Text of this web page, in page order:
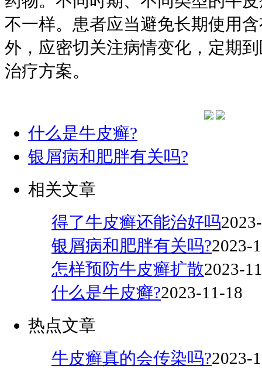
不一样。患者应当避免长期使用
外，应密切关注病情变化，定期
治疗方案。
什么是牛皮癣?
银屑病和肥胖有关吗?
相关文章
得了牛皮癣还能治好吗
银屑病和肥胖有关吗?2023-
怎样预防牛皮癣扩散2023-
什么是牛皮癣?2023-11-18
热点文章
牛皮癣真的会传染吗?2023-